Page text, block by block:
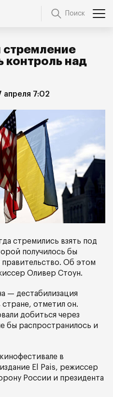
Поиск
стремление
контроль над
апреля 7:02
стремились взять под
получилось бы
Об этом
Оливер Стоун.
— дестабилизация
отметил он.
добиться через
бы распространилось и
в
El Pais, режиссер
России и президента